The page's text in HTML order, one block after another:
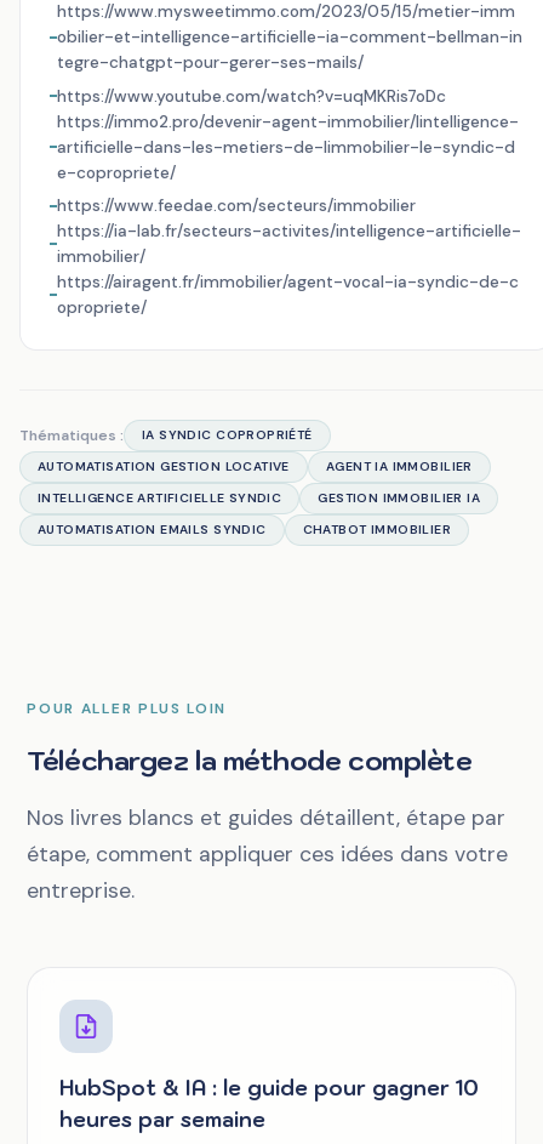
https://www.mysweetimmo.com/2023/05/15/metier-imm
obilier-et-intelligence-artificielle-ia-comment-bellman-in
tegre-chatgpt-pour-gerer-ses-mails/
https://www.youtube.com/watch?v=uqMKRis7oDc
https://immo2.pro/devenir-agent-immobilier/lintelligence-
artificielle-dans-les-metiers-de-limmobilier-le-syndic-d
e-copropriete/
https://www.feedae.com/secteurs/immobilier
https://ia-lab.fr/secteurs-activites/intelligence-artificielle-
immobilier/
https://airagent.fr/immobilier/agent-vocal-ia-syndic-de-c
opropriete/
Thématiques :
IA SYNDIC COPROPRIÉTÉ
AUTOMATISATION GESTION LOCATIVE
AGENT IA IMMOBILIER
INTELLIGENCE ARTIFICIELLE SYNDIC
GESTION IMMOBILIER IA
AUTOMATISATION EMAILS SYNDIC
CHATBOT IMMOBILIER
POUR ALLER PLUS LOIN
Téléchargez la méthode complète
Nos livres blancs et guides détaillent, étape par
étape, comment appliquer ces idées dans votre
entreprise.
HubSpot & IA : le guide pour gagner 10
heures par semaine